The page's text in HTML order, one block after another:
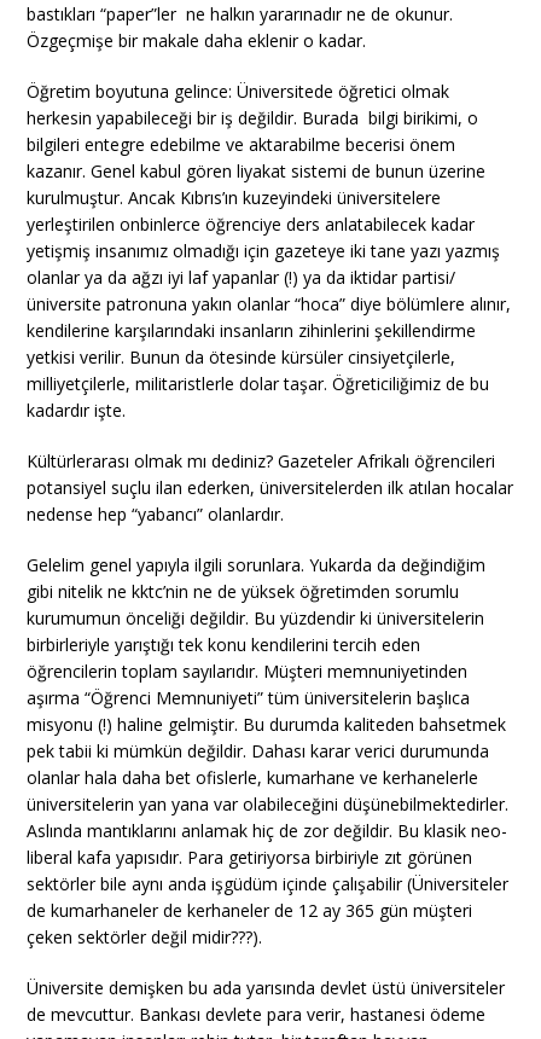
bastıkları “paper”ler ne halkın yararınadır ne de okunur.
Özgeçmişe bir makale daha eklenir o kadar.
Öğretim boyutuna gelince: Üniversitede öğretici olmak
herkesin yapabileceği bir iş değildir. Burada bilgi birikimi, o
bilgileri entegre edebilme ve aktarabilme becerisi önem
kazanır. Genel kabul gören liyakat sistemi de bunun üzerine
kurulmuştur. Ancak Kıbrıs’ın kuzeyindeki üniversitelere
yerleştirilen onbinlerce öğrenciye ders anlatabilecek kadar
yetişmiş insanımız olmadığı için gazeteye iki tane yazı yazmış
olanlar ya da ağzı iyi laf yapanlar (!) ya da iktidar partisi/
üniversite patronuna yakın olanlar “hoca” diye bölümlere alınır,
kendilerine karşılarındaki insanların zihinlerini şekillendirme
yetkisi verilir. Bunun da ötesinde kürsüler cinsiyetçilerle,
milliyetçilerle, militaristlerle dolar taşar. Öğreticiliğimiz de bu
kadardır işte.
Kültürlerarası olmak mı dediniz? Gazeteler Afrikalı öğrencileri
potansiyel suçlu ilan ederken, üniversitelerden ilk atılan hocalar
nedense hep “yabancı” olanlardır.
Gelelim genel yapıyla ilgili sorunlara. Yukarda da değindiğim
gibi nitelik ne kktc’nin ne de yüksek öğretimden sorumlu
kurumumun önceliği değildir. Bu yüzdendir ki üniversitelerin
birbirleriyle yarıştığı tek konu kendilerini tercih eden
öğrencilerin toplam sayılarıdır. Müşteri memnuniyetinden
aşırma “Öğrenci Memnuniyeti” tüm üniversitelerin başlıca
misyonu (!) haline gelmiştir. Bu durumda kaliteden bahsetmek
pek tabii ki mümkün değildir. Dahası karar verici durumunda
olanlar hala daha bet ofislerle, kumarhane ve kerhanelerle
üniversitelerin yan yana var olabileceğini düşünebilmektedirler.
Aslında mantıklarını anlamak hiç de zor değildir. Bu klasik neo-
liberal kafa yapısıdır. Para getiriyorsa birbiriyle zıt görünen
sektörler bile aynı anda işgüdüm içinde çalışabilir (Üniversiteler
de kumarhaneler de kerhaneler de 12 ay 365 gün müşteri
çeken sektörler değil midir???).
Üniversite demişken bu ada yarısında devlet üstü üniversiteler
de mevcuttur. Bankası devlete para verir, hastanesi ödeme